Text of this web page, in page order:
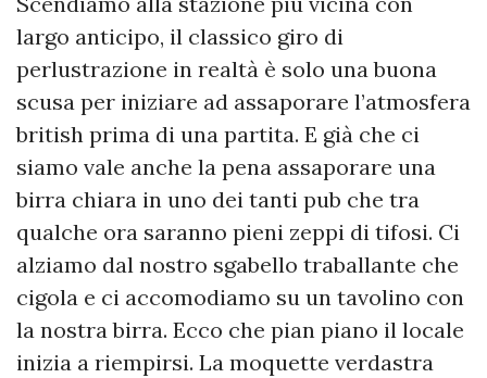
largo anticipo, il classico giro di
perlustrazione in realtà è solo una buona
scusa per iniziare ad assaporare l’atmosfera
british prima di una partita. E già che ci
siamo vale anche la pena assaporare una
birra chiara in uno dei tanti pub che tra
qualche ora saranno pieni zeppi di tifosi. Ci
alziamo dal nostro sgabello traballante che
cigola e ci accomodiamo su un tavolino con
la nostra birra. Ecco che pian piano il locale
inizia a riempirsi. La moquette verdastra